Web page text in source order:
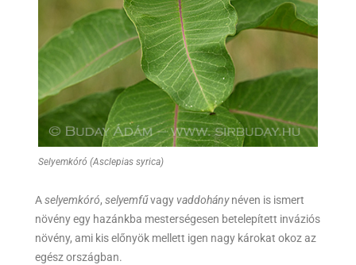
Selyemkóró (Asclepias syrica)
Aselyemkóró, selyemfűvagy vaddohánynéven is ismert
növény egy hazánkba mesterségesen betelepített inváziós
növény, ami kis előnyök mellett igen nagy károkat okoz az
egész országban.